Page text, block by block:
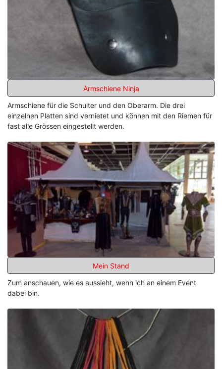
Armschiene Ninja
Armschiene für die Schulter und den Oberarm. Die drei
einzelnen Platten sind vernietet und können mit den Riemen für
fast alle Grössen eingestellt werden.
Mein Stand
Zum anschauen, wie es aussieht, wenn ich an einem Event
dabei bin.